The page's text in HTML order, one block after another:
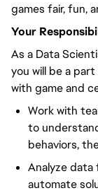
games fair, fun,
Your
As a Data
you will be a
with game and
Work with
to
behaviors,
Analyze data
automate